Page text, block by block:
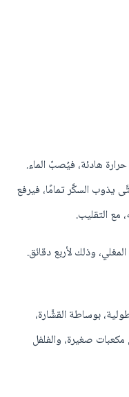
هادئة، فيُصبّ الماء.
يذوب السكَّر تمامًا، فيرفع
مع التقليب.
وذلك لأربع دقائق.
بوساطة القشَّارة،
مكعبات صغيرة، والفلفل